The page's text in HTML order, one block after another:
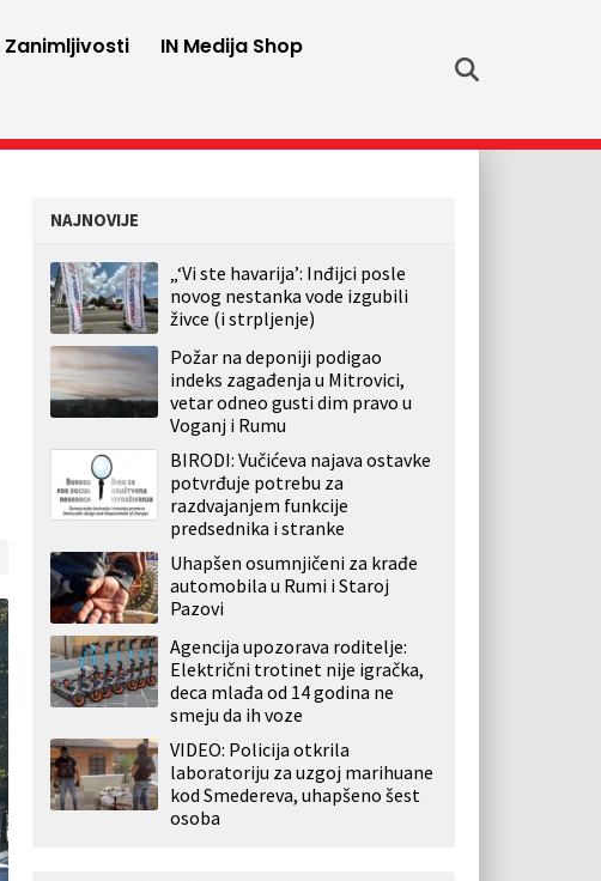
Zanimljivosti
IN Medija Shop
NAJNOVIJE
„‘Vi ste havarija’: Inđijci posle
novog nestanka vode izgubili
živce (i strpljenje)
Požar na deponiji podigao
indeks zagađenja u Mitrovici,
vetar odneo gusti dim pravo u
Voganj i Rumu
BIRODI: Vučićeva najava ostavke
potvrđuje potrebu za
razdvajanjem funkcije
predsednika i stranke
Uhapšen osumnjičeni za krađe
automobila u Rumi i Staroj
Pazovi
Agencija upozorava roditelje:
Električni trotinet nije igračka,
deca mlađa od 14 godina ne
smeju da ih voze
VIDEO: Policija otkrila
laboratoriju za uzgoj marihuane
kod Smedereva, uhapšeno šest
osoba